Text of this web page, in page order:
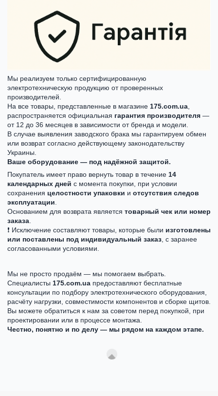
Мы реализуем только сертифицированную
электротехническую продукцию от проверенных
производителей.
На все товары, представленные в магазине 175.com.ua,
распространяется официальная гарантия производителя —
от 12 до 36 месяцев в зависимости от бренда и модели.
В случае выявления заводского брака мы гарантируем обмен
или возврат согласно действующему законодательству
Украины.
Ваше оборудование — под надёжной защитой.
Покупатель имеет право вернуть товар в течение 14
календарных дней с момента покупки, при условии
сохранения целостности упаковки и отсутствия следов
эксплуатации.
Основанием для возврата является товарный чек или номер
заказа.
❗ Исключение составляют товары, которые были изготовлены
или поставлены под индивидуальный заказ, с заранее
согласованными условиями.
Мы не просто продаём — мы помогаем выбрать.
Специалисты 175.com.ua предоставляют бесплатные
консультации по подбору электротехнического оборудования,
расчёту нагрузки, совместимости компонентов и сборке щитов.
Вы можете обратиться к нам за советом перед покупкой, при
проектировании или в процессе монтажа.
Честно, понятно и по делу — мы рядом на каждом этапе.